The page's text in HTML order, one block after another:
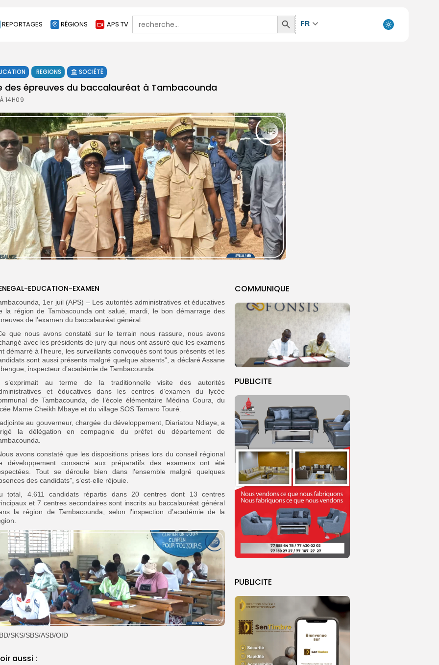
REPORTAGES RÉGIONS APS TV
Search
for:
Search
Button
FR
REGIONS SOCIÉTÉ
des épreuves du baccalauréat à Tambacounda
14H09
COMMUNIQUE
PUBLICITE
PUBLICITE
EDUCATION-EXAMEN
1er juil (APS) – Les autorités administratives et éducatives
la région de Tambacounda ont salué, mardi, le bon démarrage des
de l’examen du baccalauréat général.
que nous avons constaté sur le terrain nous rassure, nous avons
avec les présidents de jury qui nous ont assuré que les examens
démarré à l’heure, les surveillants convoqués sont tous présents et les
sont aussi présents malgré quelque absents”, a déclaré Assane
inspecteur d’académie de Tambacounda.
au terme de la traditionnelle visite des autorités
et éducatives dans les centres d’examen du lycée
de Tambacounda, de l’école élémentaire Médina Coura, du
Mame Cheikh Mbaye et du village SOS Tamaro Touré.
au gouverneur, chargée du développement, Diariatou Ndiaye, a
la délégation en compagnie du préfet du département de
avons constaté que les dispositions prises lors du conseil régional
développement consacré aux préparatifs des examens ont été
Tout se déroule bien dans l’ensemble malgré quelques
des candidats”, s’est-elle réjouie.
total, 4.611 candidats répartis dans 20 centres dont 13 centres
et 7 centres secondaires sont inscrits au baccalauréat général
la région de Tambacounda, selon l’inspection d’académie de la
SKS/SBS/ASB/OID
aussi :